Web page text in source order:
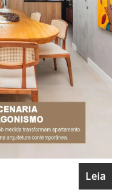
Leia